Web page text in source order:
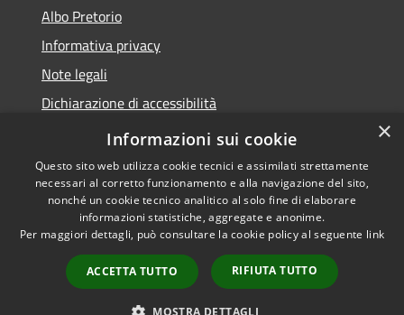
Albo Pretorio
Informativa privacy
Note legali
Dichiarazione di accessibilità
Informativa Privacy Videosorveglianza
Accessibilità
Copyright © 2026 • Comune di
Valderice • Powered by
Municipium•
Accesso
redazione
×
Informazioni sui cookie
Questo sito web utilizza cookie tecnici e assimilati strettamente
necessari al corretto funzionamento e alla navigazione del sito,
nonché un cookie tecnico analitico al solo fine di elaborare
informazioni statistiche, aggregate e anonime.
Per maggiori dettagli, può consultare la cookie policy al seguente link
ACCETTA TUTTO RIFIUTA TUTTO
MOSTRA DETTAGLI